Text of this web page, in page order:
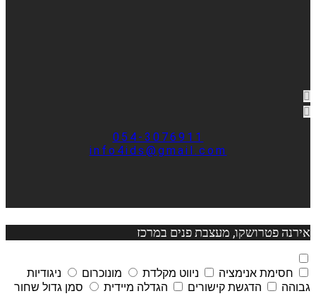
054-3076911
info4ids@gmail.com
אירנה פטרושקו, מעצבת פנים במרכז
חסימת אנימציה ניווט מקלדת מונוכרום
ניגודיות
גבוהה
הדגשת קישורים הגדלה מיידית
סמן גדול שחור